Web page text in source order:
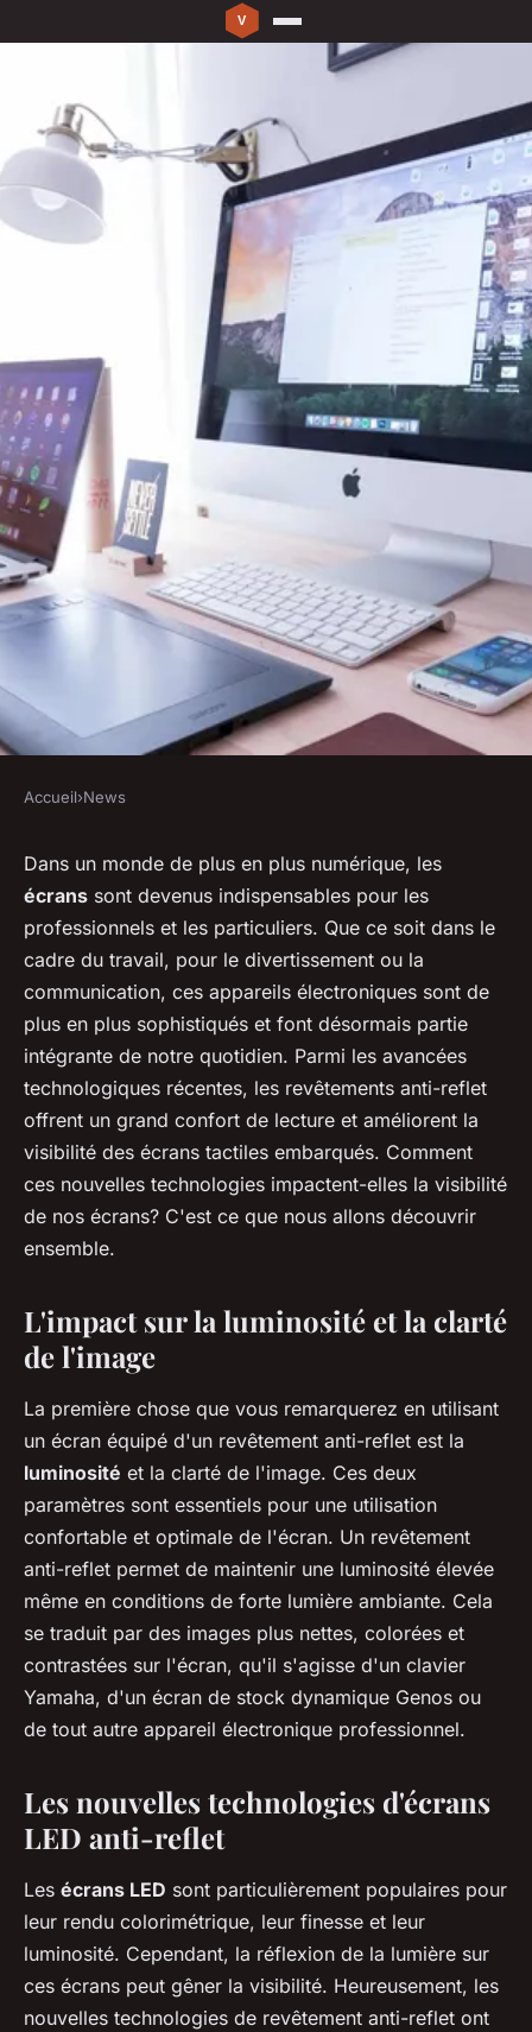
Quels sont les impacts des
nouvelles technologies de
revêtements anti-reflet sur la
visibilité des écrans tactiles
embarqués?
Giulia•6 juin 2024•5 min de lecture
Accueil›News
Dans un monde de plus en plus numérique, les
écrans sont devenus indispensables pour les
professionnels et les particuliers. Que ce soit dans le
cadre du travail, pour le divertissement ou la
communication, ces appareils électroniques sont de
plus en plus sophistiqués et font désormais partie
intégrante de notre quotidien. Parmi les avancées
technologiques récentes, les revêtements anti-reflet
offrent un grand confort de lecture et améliorent la
visibilité des écrans tactiles embarqués. Comment
ces nouvelles technologies impactent-elles la visibilité
de nos écrans? C'est ce que nous allons découvrir
ensemble.
L'impact sur la luminosité et la clarté
de l'image
La première chose que vous remarquerez en utilisant
un écran équipé d'un revêtement anti-reflet est la
luminosité et la clarté de l'image. Ces deux
paramètres sont essentiels pour une utilisation
confortable et optimale de l'écran. Un revêtement
anti-reflet permet de maintenir une luminosité élevée
même en conditions de forte lumière ambiante. Cela
se traduit par des images plus nettes, colorées et
contrastées sur l'écran, qu'il s'agisse d'un clavier
Yamaha, d'un écran de stock dynamique Genos ou
de tout autre appareil électronique professionnel.
Les nouvelles technologies d'écrans
LED anti-reflet
Les écrans LED sont particulièrement populaires pour
leur rendu colorimétrique, leur finesse et leur
luminosité. Cependant, la réflexion de la lumière sur
ces écrans peut gêner la visibilité. Heureusement, les
nouvelles technologies de revêtement anti-reflet ont